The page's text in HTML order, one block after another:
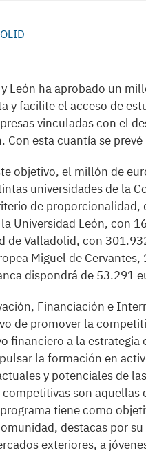
León ha aprobado un
y facilite el acceso de
vinculadas con el
Con esta cuantía se
objetivo, el millón de
universidades de la
de
Universidad León, con
de Valladolid, con
Miguel de
dispondrá de 53.291
Financiación e
de promover la
financiero a la
la formación en
y potenciales de
competitivas son
tiene como
destacas por
exteriores, a